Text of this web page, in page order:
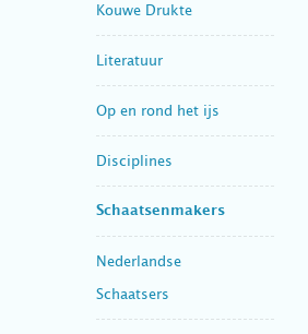
Kouwe Drukte
Literatuur
Op en rond het ijs
Disciplines
Schaatsenmakers
Nederlandse
Schaatsers